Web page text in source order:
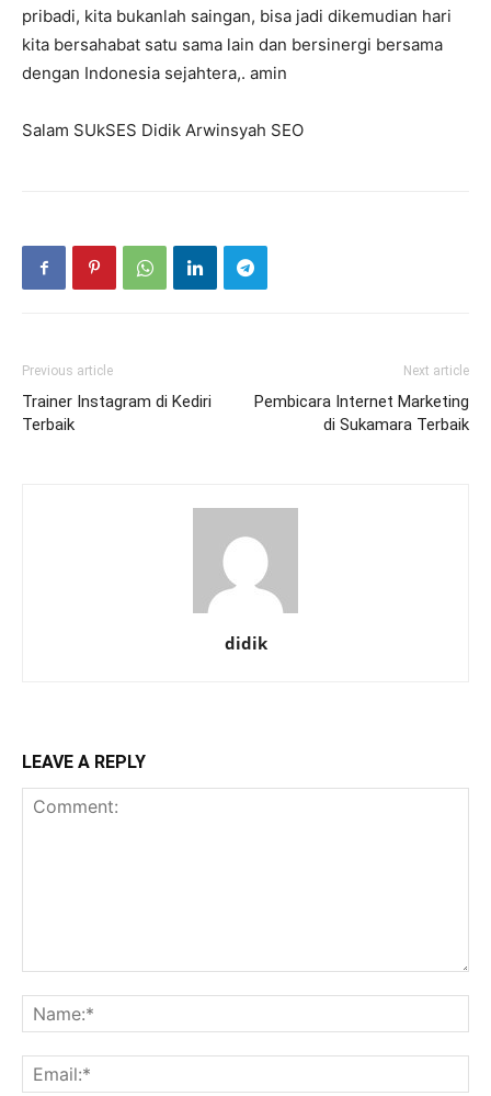
pribadi, kita bukanlah saingan, bisa jadi dikemudian hari
kita bersahabat satu sama lain dan bersinergi bersama
dengan Indonesia sejahtera,. amin
Salam SUkSES Didik Arwinsyah SEO
Previous article
Trainer Instagram di Kediri
Terbaik
Next article
Pembicara Internet Marketing
di Sukamara Terbaik
didik
LEAVE A REPLY